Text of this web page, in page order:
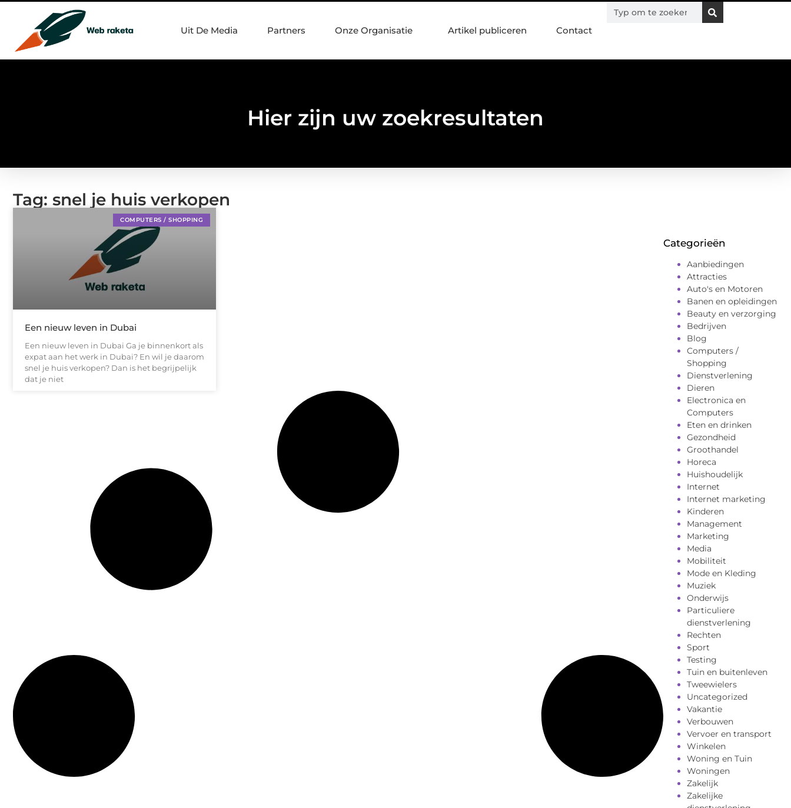
Uit De Media Partners Onze Organisatie Artikel publiceren Contact
Hier zijn uw zoekresultaten
Tag: snel je huis verkopen
COMPUTERS / SHOPPING
Een nieuw leven in Dubai
Een nieuw leven in Dubai Ga je binnenkort als
expat aan het werk in Dubai? En wil je daarom
snel je huis verkopen? Dan is het begrijpelijk
dat je niet
Categorieën
Aanbiedingen
Attracties
Auto's en Motoren
Banen en opleidingen
Beauty en verzorging
Bedrijven
Blog
Computers /
Shopping
Dienstverlening
Dieren
Electronica en
Computers
Eten en drinken
Gezondheid
Groothandel
Horeca
Huishoudelijk
Internet
Internet marketing
Kinderen
Management
Marketing
Media
Mobiliteit
Mode en Kleding
Muziek
Onderwijs
Particuliere
dienstverlening
Rechten
Sport
Testing
Tuin en buitenleven
Tweewielers
Uncategorized
Vakantie
Verbouwen
Vervoer en transport
Winkelen
Woning en Tuin
Woningen
Zakelijk
Zakelijke